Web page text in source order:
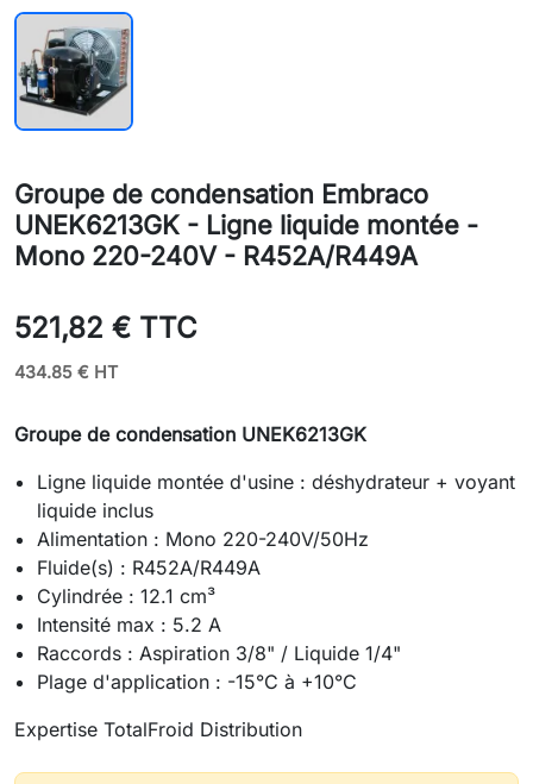
Groupe de condensation Embraco
UNEK6213GK - Ligne liquide montée -
Mono 220-240V - R452A/R449A
521,82 € TTC
434.85 € HT
Groupe de condensation UNEK6213GK
Ligne liquide montée d'usine : déshydrateur + voyant
liquide inclus
Alimentation : Mono 220-240V/50Hz
Fluide(s) : R452A/R449A
Cylindrée : 12.1 cm³
Intensité max : 5.2 A
Raccords : Aspiration 3/8" / Liquide 1/4"
Plage d'application : -15°C à +10°C
Expertise TotalFroid Distribution